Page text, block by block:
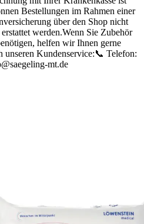
Bestellungen im Rahmen einer
über den Shop nicht
werden.Wenn Sie Zubehör
helfen wir Ihnen gerne
Kundenservice:📞 Telefon:
mt.de